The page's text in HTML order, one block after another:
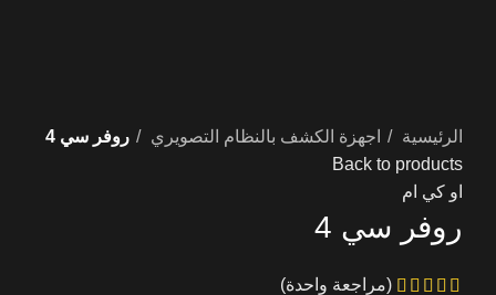
الرئيسية اجهزة الكشف بالنظام التصويري
روفر سي 4
Back to products
او كي ام
روفر سي 4
(مراجعة واحدة)